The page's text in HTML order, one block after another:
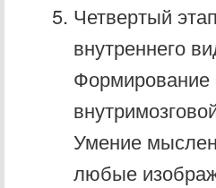
Четвертый
внутреннего
Формирование
Умение
любые